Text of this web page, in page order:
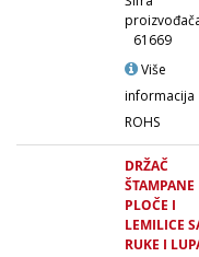
61669
Više
informacija
ROHS
DRŽAČ
ŠTAMPANE
PLOČE I
LEMILICE
RUKE I